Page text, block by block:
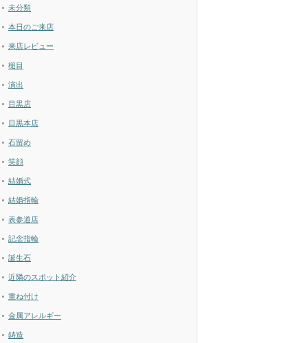
未分類
本日のご来店
来店レビュー
槌目
演出
目黒店
目黒本店
石留め
笑顔
結婚式
結婚指輪
表参道店
記念指輪
誕生石
近隣のスポット紹介
重ね付け
金属アレルギー
鋳造